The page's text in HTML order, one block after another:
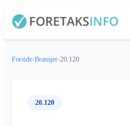
Forside›Bransjer›20.120
20.120